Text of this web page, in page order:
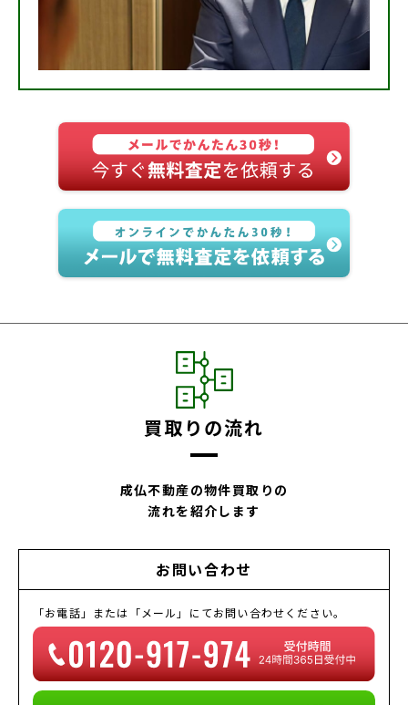
買取りの流れ
成仏不動産の物件買取りの
流れを紹介します
お問い合わせ
「お電話」または「メール」にてお問い合わせください。